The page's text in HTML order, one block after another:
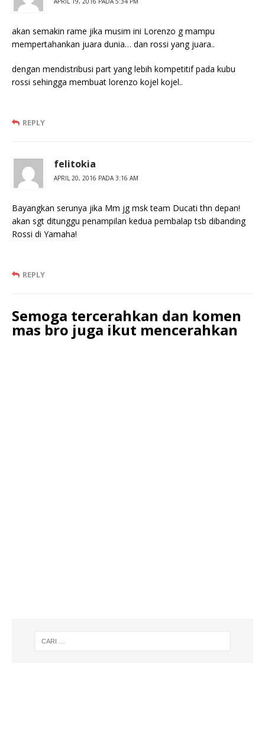
akan semakin rame jika musim ini Lorenzo g mampu
mempertahankan juara dunia… dan rossi yang juara..
dengan mendistribusi part yang lebih kompetitif pada kubu
rossi sehingga membuat lorenzo kojel kojel..
REPLY
felitokia
APRIL 20, 2016 PADA 3:16 AM
Bayangkan serunya jika Mm jg msk team Ducati thn depan!
akan sgt ditunggu penampilan kedua pembalap tsb dibanding
Rossi di Yamaha!
REPLY
Semoga tercerahkan dan komen
mas bro juga ikut mencerahkan